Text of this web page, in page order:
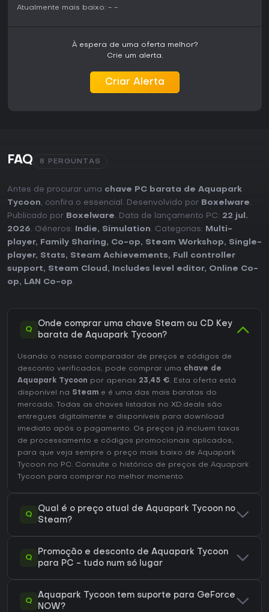
Atualmente mais baixo: - -
À espera de uma oferta melhor?
Crie um alerta.
Criar Alerta
FAQ 8 PERGUNTAS
Antes de procurar uma chave PC barata de Aquapark
Tycoon, confira o essencial. Desenvolvido por Boxelware.
Publicado por Boxelware. Data de lançamento PC: 22 jul.
2026. Géneros: Indie, Simulation. Categorias:
Multi-
player, Family Sharing, Co-op, Steam Workshop, Single-
player, Stats, Steam Achievements,
Full controller
support, Steam Cloud , Includes level editor, Online Co-
op, LAN Co-op.
Q
Onde comprar uma chave Steam ou CD Key
barata de Aquapark Tycoon?
Usando o nosso comparador de preços e códigos de
desconto verificados, pode comprar uma chave de
Aquapark Tycoon por apenas 23,45 €. Esta oferta está
disponível na Steam e é uma das mais baratas do
mercado. Todas as chaves listadas no XD.deals são
entregues digitalmente e disponíveis para download
imediato após o pagamento. Os preços já incluem taxas
de processamento e códigos promocionais aplicados,
para que veja sempre o preço mais baixo de Aquapark
Tycoon no PC. Consulte o histórico de preços de Aquapark
Tycoon para comprar no melhor momento.
Q
Qual é o preço atual de Aquapark Tycoon no
Steam?
Q
Promoção e desconto de Aquapark Tycoon
para PC - tudo num só lugar
Q
Aquapark Tycoon tem suporte para GeForce
NOW?